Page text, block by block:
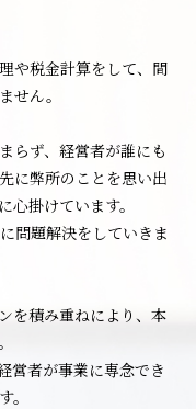
や税金計算をして、間
せん。
らず、経営者が誰にも
に弊所のことを思い出
心掛けています。
問題解決をしていきま
を積み重ねにより、本
営者が事業に専念でき
。